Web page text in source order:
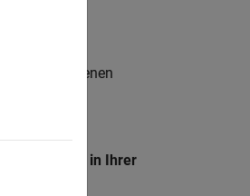
keine offenen
in Ihrer